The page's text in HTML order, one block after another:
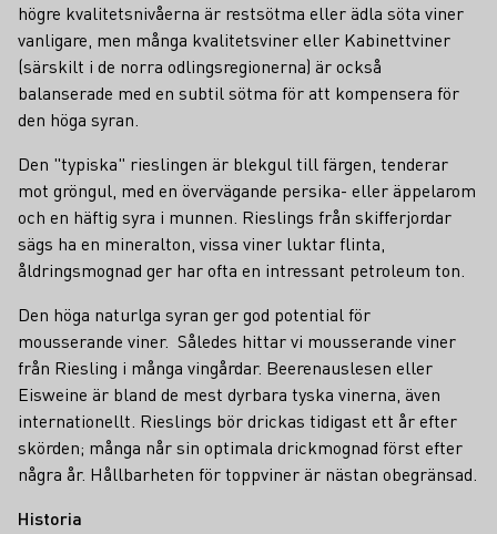
högre kvalitetsnivåerna är restsötma eller ädla söta viner
vanligare, men många kvalitetsviner eller Kabinettviner
(särskilt i de norra odlingsregionerna) är också
balanserade med en subtil sötma för att kompensera för
den höga syran.
Den "typiska" rieslingen är blekgul till färgen, tenderar
mot gröngul, med en övervägande persika- eller äppelarom
och en häftig syra i munnen. Rieslings från skifferjordar
sägs ha en mineralton, vissa viner luktar flinta,
åldringsmognad ger har ofta en intressant petroleum ton.
Den höga naturlga syran ger god potential för
mousserande viner. Således hittar vi mousserande viner
från Riesling i många vingårdar. Beerenauslesen eller
Eisweine är bland de mest dyrbara tyska vinerna, även
internationellt. Rieslings bör drickas tidigast ett år efter
skörden; många når sin optimala drickmognad först efter
några år. Hållbarheten för toppviner är nästan obegränsad.
Historia